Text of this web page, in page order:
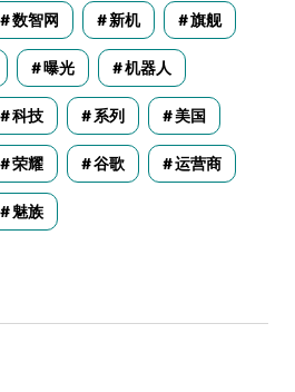
数智网 新机 旗舰
曝光 机器人
科技 系列 美国
荣耀 谷歌 运营商
魅族